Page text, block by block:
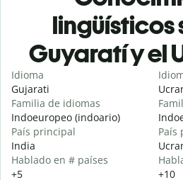
lingüísticos
Guyaratí y el
Idioma
Gujarati
Familia de idiomas
Indoeuropeo (indoario)
País principal
India
Hablado en # países
+5
País
+10